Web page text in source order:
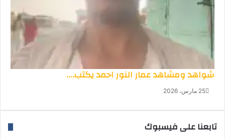
شواهد ومشاهد عمار النور احمد يكتب….
25 مارس، 2026
تابعنا على فيسبوك